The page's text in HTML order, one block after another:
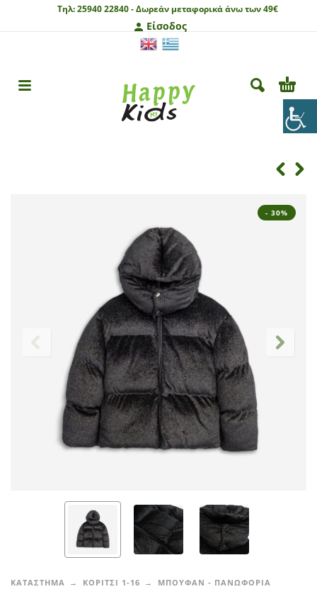
Τηλ:25940 22840 -Δωρεάν μεταφορικά άνω των 49€
Είσοδος
- 30%
ΚΑΤΑΣΤΗΜΑ ΚΟΡΙΤΣΙ 1-16 ΜΠΟΥΦΑΝ - ΠΑΝΩΦΟΡΙΑ